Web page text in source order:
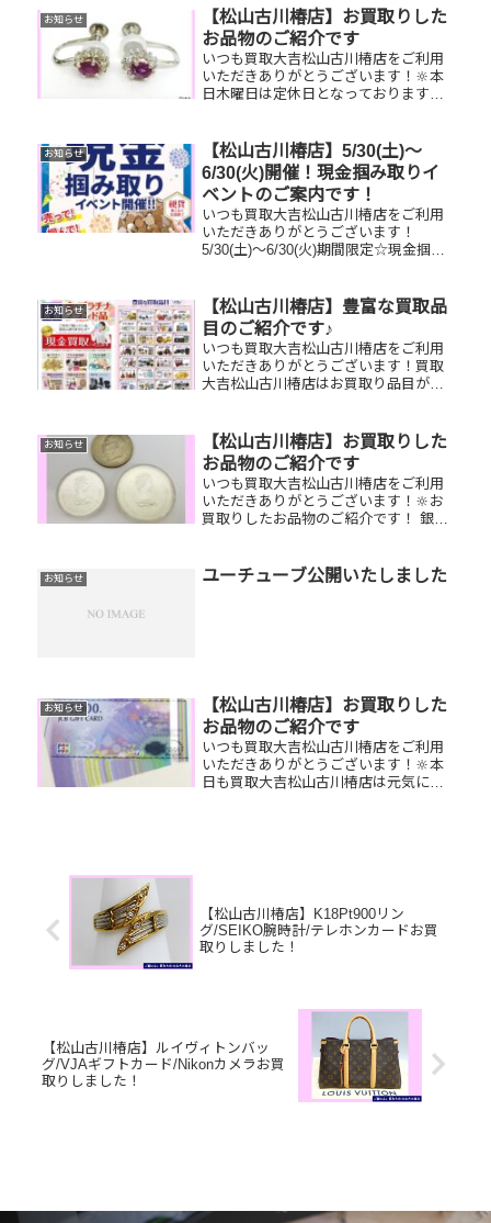
お知らせ
【松山古川椿店】お買取りした
お品物のご紹介です
いつも買取大吉松山古川椿店をご利用
いただきありがとうございます！🔆本
日木曜日は定休日となっております😌
イター 見返り美人切手家で眠
っているお品物はございませ...
お知らせ
【松山古川椿店】5/30(土)～
6/30(火)開催！現金掴み取りイ
ベントのご案内です！
いつも買取大吉松山古川椿店をご利用
いただきありがとうございます！
5/30(土)～6/30(火)期間限定☆現金掴み
だけます😌(金券類、テレカ、切手、古
銭、現行銭両替は対...
お知らせ
【松山古川椿店】豊富な買取品
目のご紹介です♪
いつも買取大吉松山古川椿店をご利用
いただきありがとうございます！買取
大吉松山古川椿店はお買取り品目が豊
断られたものや、片手でお持ちいただ
けるものならお買取りできるお品が...
お知らせ
【松山古川椿店】お買取りした
お品物のご紹介です
いつも買取大吉松山古川椿店をご利用
いただきありがとうございます！🔆お
買取りしたお品物のご紹介です！ 銀貨
いませんか？そのお品物ぜひ！買取大
吉松山古川椿店にお査定させてくだ...
お知らせ ユーチューブ公開いたしました
お知らせ
【松山古川椿店】お買取りした
お品物のご紹介です
いつも買取大吉松山古川椿店をご利用
いただきありがとうございます！🔆本
日も買取大吉松山古川椿店は元気に営
【松山古川椿店】K18Pt900リン
グ/SEIKO腕時計/テレホンカードお買
取りしました！
【松山古川椿店】ルイヴィトンバッ
グ/VJAギフトカード/Nikonカメラお買
取りしました！